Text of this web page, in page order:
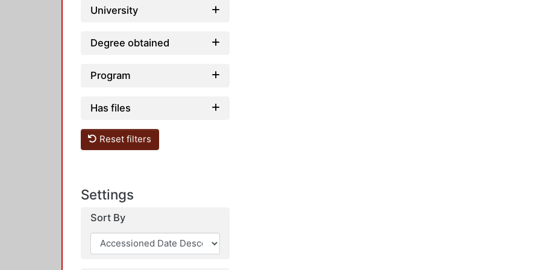
University
Degree obtained
Program
Has files
Reset filters
Settings
Sort By